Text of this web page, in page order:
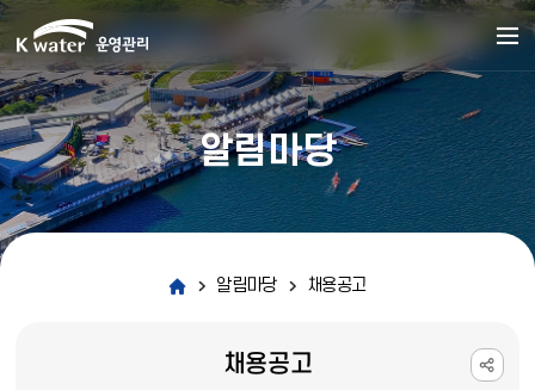
알림마당
알림마당 채용공고
채용공고